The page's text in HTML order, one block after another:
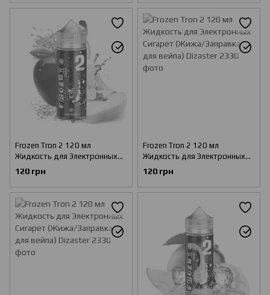
Frozen Tron 2 120 мл
Жидкость для Электронных
Сигарет (Жижа/Заправка для
вейпа) Dillinger
120 грн
Frozen Tron 2 120 мл
Жидкость для Электронных
Сигарет (Жижа/Заправка для
вейпа) Dizaster
120 грн